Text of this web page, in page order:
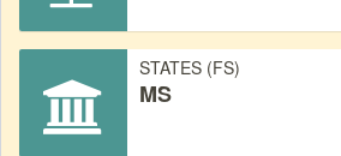
STATES (FS)
MS